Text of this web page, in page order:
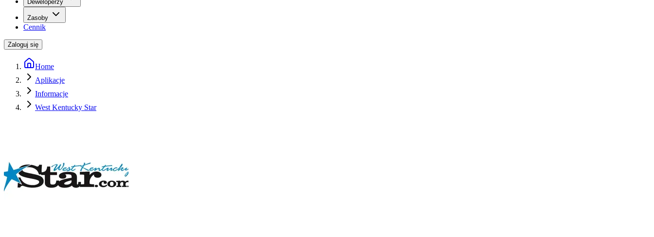
Deweloperzy
Zasoby
Cennik
Zaloguj się
Home
Aplikacje
Informacje
West Kentucky Star